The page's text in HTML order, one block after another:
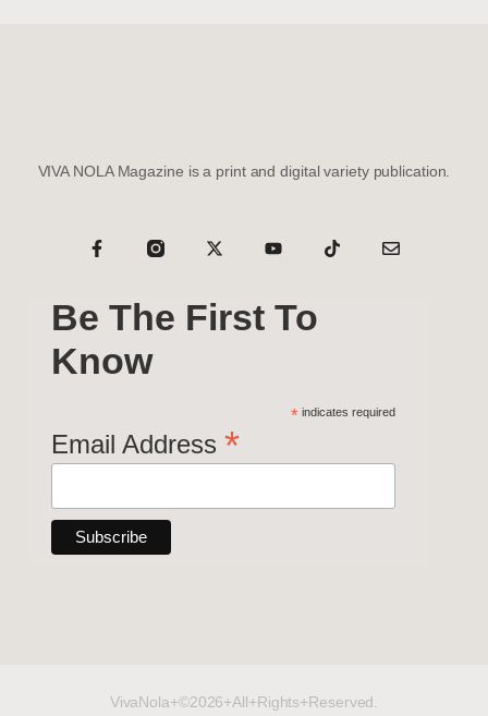
VIVA NOLA Magazine is a print and digital variety publication.
Be The First To
Know
* indicates required
Email Address *
VivaNola+©2026+All+Rights+Reserved.